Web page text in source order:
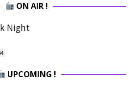
ON AIR !
Night
UPCOMING !